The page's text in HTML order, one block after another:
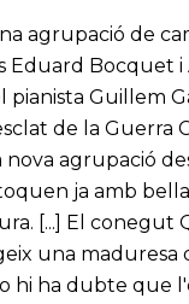
agrupació de
Eduard Bocquet
pianista Guillem
de la Guerra
agrupació
ja amb
[...] El conegut
una
hi ha dubte que